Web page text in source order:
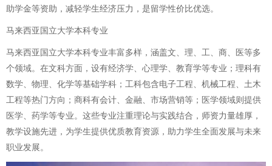
助学金等资助，减轻学生经济压力，是留学性价比优选。
马来西亚国立大学本科专业
马来西亚国立大学本科专业丰富多样，涵盖文、理、工、商、医等多
个领域。在文科方面，设有经济学、心理学、教育学等专业；理科有
数学、物理、化学等基础学科；工科包含电子工程、机械工程、土木
工程等热门方向；商科有会计、金融、市场营销等；医学领域则提供
医学、药学等专业。这些专业注重理论与实践结合，师资力量雄厚，
教学设施先进，为学生提供优质教育资源，助力学生全面发展与未来
职业发展。